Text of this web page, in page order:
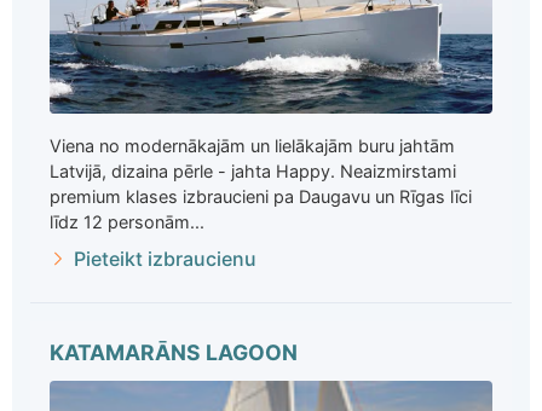
Viena no modernākajām un lielākajām buru jahtām
Latvijā, dizaina pērle - jahta Happy. Neaizmirstami
premium klases izbraucieni pa Daugavu un Rīgas līci
līdz 12 personām...
Pieteikt izbraucienu
KATAMARĀNS LAGOON